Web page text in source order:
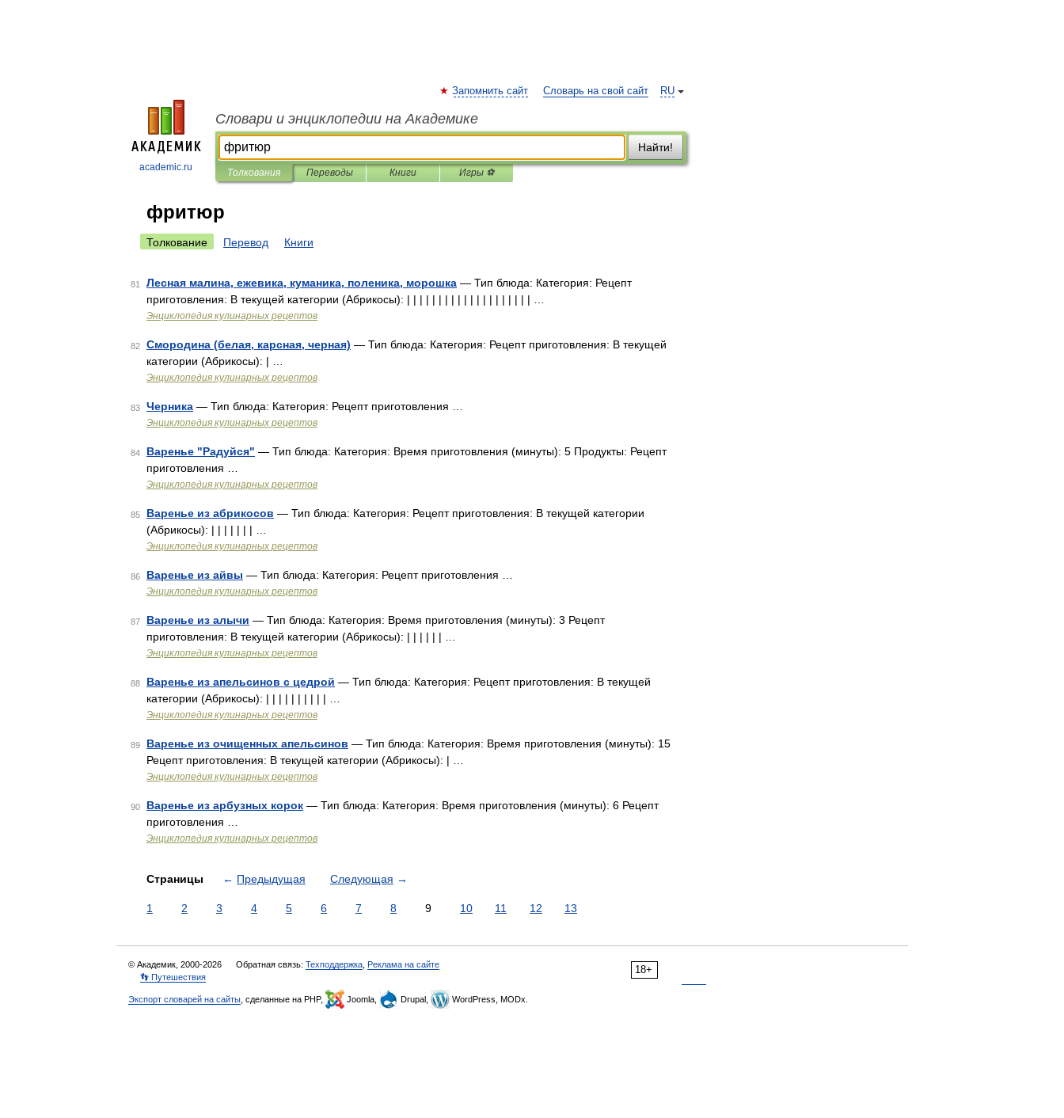
academic.ru
RU
Запомнить сайт Словарь на свой сайт
Словари и энциклопедии на Академике
Найти!
Толкования Переводы Книги Игры ⚽
фритюр
Толкование Перевод Книги
81 Лесная малина, ежевика, куманика, поленика, морошка — Тип блюда: Категория: Рецепт
приготовления: В текущей категории (Абрикосы): | | | | | | | | | | | | | | | | | | | | …
Энциклопедия кулинарных рецептов
82 Смородина (белая, карсная, черная) — Тип блюда: Категория: Рецепт приготовления: В текущей
категории (Абрикосы): | …
Энциклопедия кулинарных рецептов
83 Черника — Тип блюда: Категория: Рецепт приготовления …
Энциклопедия кулинарных рецептов
84 Варенье "Радуйся" — Тип блюда: Категория: Время приготовления (минуты): 5 Продукты: Рецепт
приготовления …
Энциклопедия кулинарных рецептов
85 Варенье из абрикосов — Тип блюда: Категория: Рецепт приготовления: В текущей категории
(Абрикосы): | | | | | | | …
Энциклопедия кулинарных рецептов
86 Варенье из айвы — Тип блюда: Категория: Рецепт приготовления …
Энциклопедия кулинарных рецептов
87 Варенье из алычи — Тип блюда: Категория: Время приготовления (минуты): 3 Рецепт
приготовления: В текущей категории (Абрикосы): | | | | | | …
Энциклопедия кулинарных рецептов
88 Варенье из апельсинов с цедрой — Тип блюда: Категория: Рецепт приготовления: В текущей
категории (Абрикосы): | | | | | | | | | | …
Энциклопедия кулинарных рецептов
89 Варенье из очищенных апельсинов — Тип блюда: Категория: Время приготовления (минуты): 15
Рецепт приготовления: В текущей категории (Абрикосы): | …
Энциклопедия кулинарных рецептов
90 Варенье из арбузных корок — Тип блюда: Категория: Время приготовления (минуты): 6 Рецепт
приготовления …
Энциклопедия кулинарных рецептов
Страницы ← Предыдущая Следующая →
1 2 3 4 5 6 7 8 9 10 11 12 13
18+
© Академик, 2000-2026 Обратная связь: Техподдержка Реклама на сайте
👣 Путешествия
Экспорт словарей на сайты , сделанные на PHP, Joomla, Drupal, WordPress, MODx.